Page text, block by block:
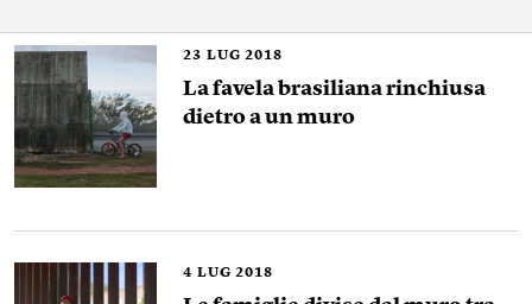
23 LUG 2018
La favela brasiliana rinchiusa
dietro a un muro
4 LUG 2018